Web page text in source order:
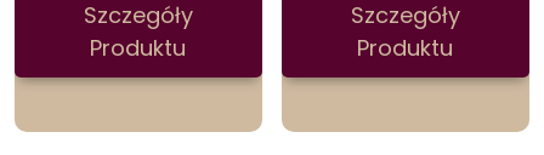
Szczegóły
Produktu
Szczegóły
Produktu